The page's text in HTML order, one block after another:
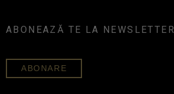
ABONEAZĂ TE LA NEWSLETTER
ABONARE